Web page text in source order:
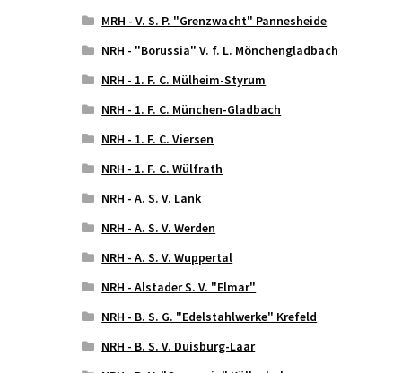
MRH - V. S. P. "Grenzwacht" Pannesheide
NRH - "Borussia" V. f. L. Mönchengladbach
NRH - 1. F. C. Mülheim-Styrum
NRH - 1. F. C. München-Gladbach
NRH - 1. F. C. Viersen
NRH - 1. F. C. Wülfrath
NRH - A. S. V. Lank
NRH - A. S. V. Werden
NRH - A. S. V. Wuppertal
NRH - Alstader S. V. "Elmar"
NRH - B. S. G. "Edelstahlwerke" Krefeld
NRH - B. S. V. Duisburg-Laar